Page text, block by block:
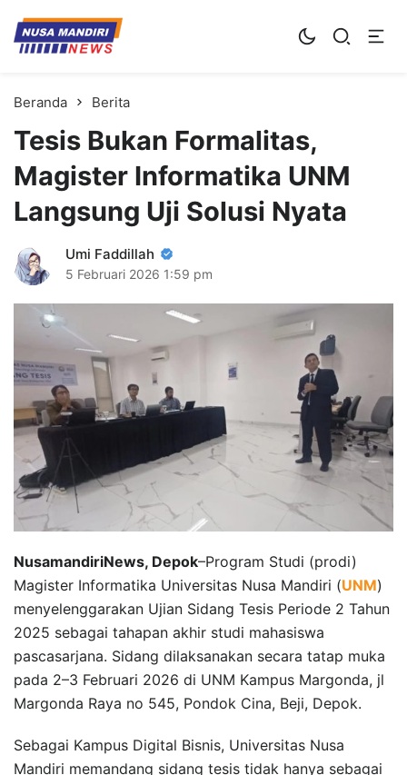
Kampus Digital Bisnis
Universitas Nusa Mandiri
Beranda Berita
Tesis Bukan Formalitas,
Magister Informatika UNM
Langsung Uji Solusi Nyata
Umi Faddillah
5 Februari 2026 1:59 pm
NusamandiriNews, Depok–Program Studi (prodi)
Magister Informatika Universitas Nusa Mandiri (UNM)
menyelenggarakan Ujian Sidang Tesis Periode 2 Tahun
2025 sebagai tahapan akhir studi mahasiswa
pascasarjana. Sidang dilaksanakan secara tatap muka
pada 2–3 Februari 2026 di UNM Kampus Margonda, jl
Margonda Raya no 545, Pondok Cina, Beji, Depok.
Sebagai Kampus Digital Bisnis, Universitas Nusa
Mandiri memandang sidang tesis tidak hanya sebagai